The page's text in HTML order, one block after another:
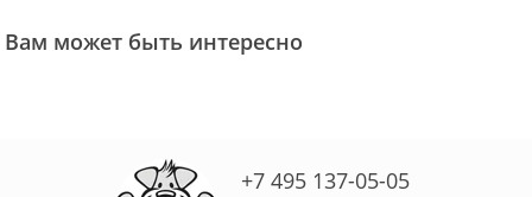
Вам может быть интересно
+7 495 137-05-05